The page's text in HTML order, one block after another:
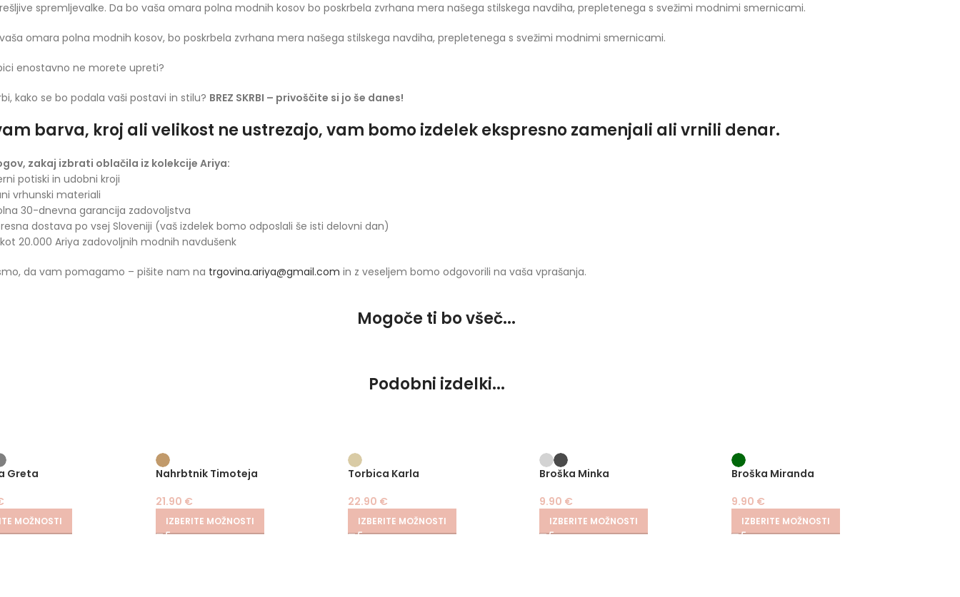
spremljevalke. Da bo vaša omara polna modnih kosov bo poskrbela zvrhana mera našega stilskega navdiha, prepletenega s svežimi modnimi smernicami.
omara polna modnih kosov, bo poskrbela zvrhana mera našega stilskega navdiha, prepletenega s svežimi modnimi smernicami.
enostavno ne morete upreti?
kako se bo podala vaši postavi in stilu? BREZ SKRBI – privoščite si jo še danes!
barva, kroj ali velikost ne ustrezajo, vam bomo izdelek ekspresno zamenjali ali vrnili denar.
zakaj izbrati oblačila iz kolekcije Ariya:
potiski in udobni kroji
vrhunski materiali
30-dnevna garancija zadovoljstva
dostava po vsej Sloveniji (vaš izdelek bomo odposlali še isti delovni dan)
20.000 Ariya zadovoljnih modnih navdušenk
da vam pomagamo – pišite nam na trgovina.ariya@gmail.com in z veseljem bomo odgovorili na vaša vprašanja.
Mogoče ti bo všeč...
Podobni izdelki...
Greta
MOŽNOSTI
Nahrbtnik Timoteja
21.90 €
IZBERITE MOŽNOSTI
Torbica Karla
22.90 €
IZBERITE MOŽNOSTI
Broška Minka
9.90 €
IZBERITE MOŽNOSTI
Broška Miranda
9.90 €
IZBERITE MOŽNOSTI